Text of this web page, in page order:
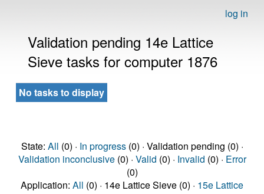
log in
Validation pending 14e Lattice
Sieve tasks for computer 1876
No tasks to display
State: All (0) · In progress(0) · Validation pending (0) ·
Validation inconclusive(0) · Valid (0) · Invalid (0) · Error
(0)
Application: All (0) · 14e Lattice Sieve (0) · 15e Lattice